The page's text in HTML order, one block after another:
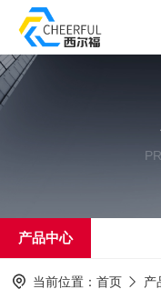
产品中心
当前位置： 首页 产